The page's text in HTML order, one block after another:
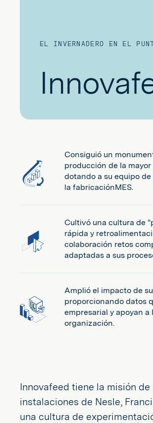
EL INVERNADERO EN EL
Consiguió un
producción de la
dotando a su equipo
la fabricaciónMES.
Cultivó una cultura de
rápida y
colaboración retos
adaptadas a sus
Amplió el impacto de
proporcionando datos
empresarial y apoyan
organización.
Innovafeed tiene la misión
instalaciones de Nesle,
una cultura de